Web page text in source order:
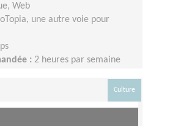
Web
une autre voie pour
: 2 heures par semaine
Culture